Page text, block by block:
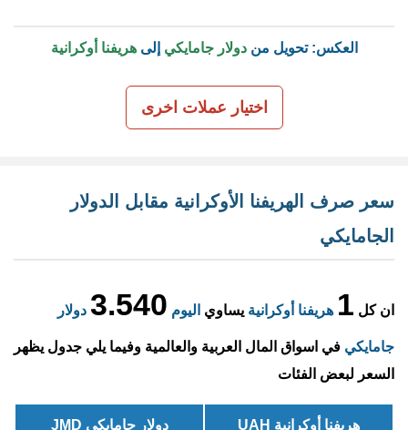
العكس: تحويل مندولار جامايكي إلىهريفنا أوكرانية
اختيار عملات اخرى
سعر صرف الهريفنا الأوكرانية مقابل الدولار
الجامايكي
ان كل 1 هريفنا أوكرانية يساوي اليوم 3.540 دولار
جامايكي في اسواق المال العربية والعالمية وفيما يلي جدول يظهر
السعر لبعض الفئات
هريفنا أوكرانية UAH دولار جامايكي JMD